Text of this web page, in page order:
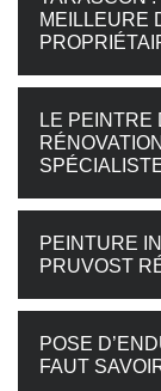
MEILLEURE
LE PEINTRE
PEINTURE
PRUVOST
POSE
FAUT